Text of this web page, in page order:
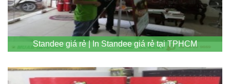
Standee giá rẻ | In Standee giá rẻ tại TPHCM